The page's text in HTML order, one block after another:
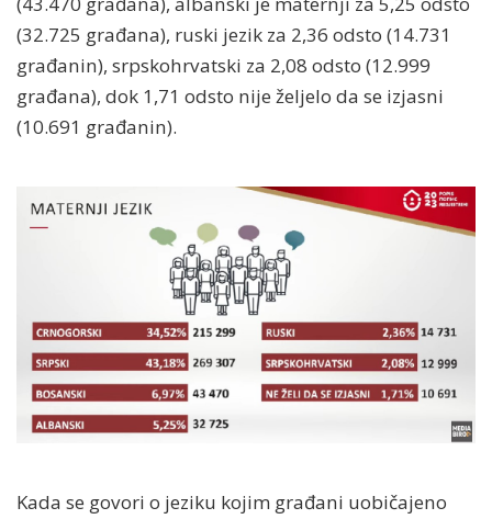
(32.725 građana), ruski jezik za 2,36 odsto (14.731
građanin), srpskohrvatski za 2,08 odsto (12.999
građana), dok 1,71 odsto nije željelo da se izjasni
(10.691 građanin).
Kada se govori o jeziku kojim građani uobičajeno